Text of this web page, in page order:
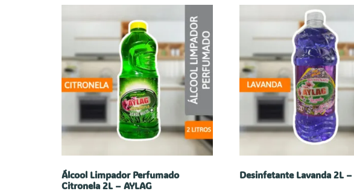
Álcool Limpador Perfumado
Citronela 2L – AYLAG
Desinfetante Lavanda 2L –